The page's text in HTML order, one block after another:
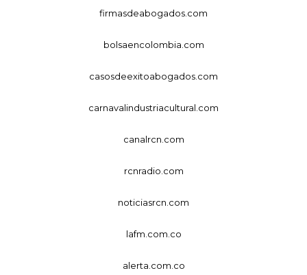
firmasdeabogados.com
bolsaencolombia.com
casosdeexitoabogados.com
carnavalindustriacultural.com
canalrcn.com
rcnradio.com
noticiasrcn.com
lafm.com.co
alerta.com.co